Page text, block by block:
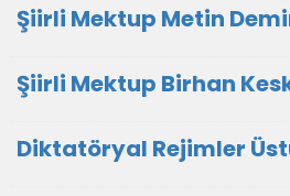
Şiirli Mektup Metin
Şiirli Mektup Birhan
Diktatöryal Rejimler